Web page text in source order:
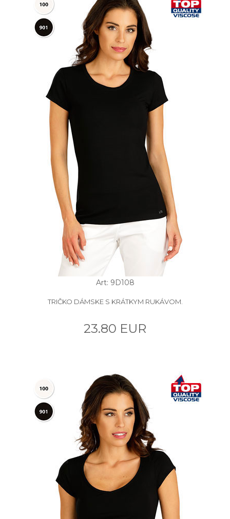
Art: 9D108
TRIČKO DÁMSKE S KRÁTKYM RUKÁVOM.
23.80 EUR